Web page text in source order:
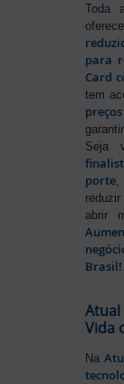
Toda
para
Card
tem
Seja
porte
abrir
Brasil!
Atual
Vida
Na